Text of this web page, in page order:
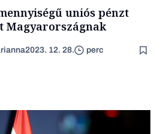
uniós pénzt
Magyarországnak
2023. 12. 28. perc